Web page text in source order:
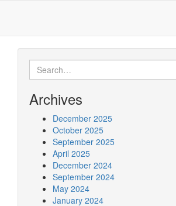
Search
for:
Archives
December 2025
October 2025
September 2025
April 2025
December 2024
September 2024
May 2024
January 2024